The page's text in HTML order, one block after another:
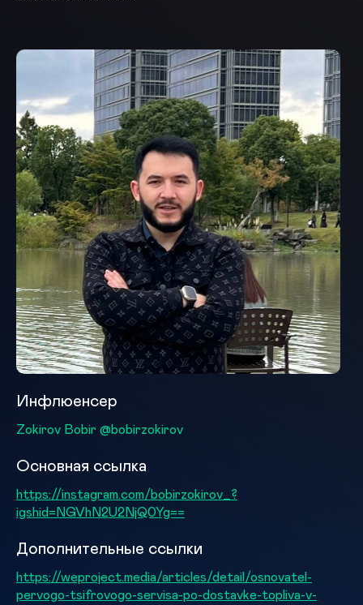
Инфлюенсер
Zokirov Bobir @bobirzokirov
Основная ссылка
https://instagram.com/bobirzokirov_?
igshid=NGVhN2U2NjQ0Yg==
Дополнительные ссылки
https://weproject.media/articles/detail/osnovatel-
pervogo-tsifrovogo-servisa-po-dostavke-topliva-v-